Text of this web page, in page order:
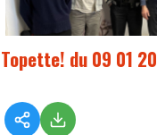
Topette! du 09 01